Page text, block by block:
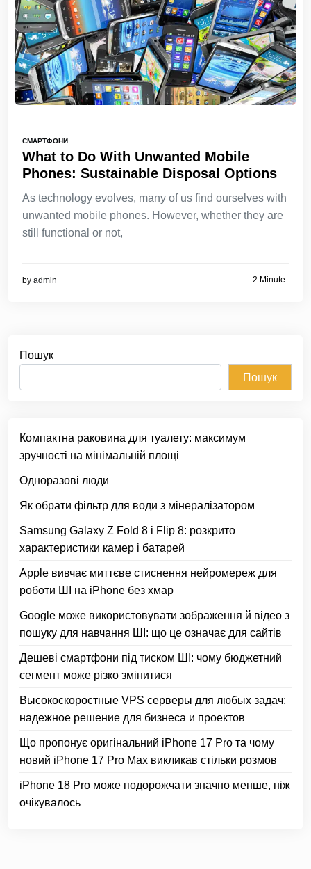
СМАРТФОНИ
What to Do With Unwanted Mobile
Phones: Sustainable Disposal Options
As technology evolves, many of us find ourselves with
unwanted mobile phones. However, whether they are
still functional or not,
by admin 2 Minute
Пошук
Пошук
Компактна раковина для туалету: максимум
зручності на мінімальній площі
Одноразові люди
Як обрати фільтр для води з мінералізатором
Samsung Galaxy Z Fold 8 і Flip 8: розкрито
характеристики камер і батарей
Apple вивчає миттєве стиснення нейромереж для
роботи ШІ на iPhone без хмар
Google може використовувати зображення й відео з
пошуку для навчання ШІ: що це означає для сайтів
Дешеві смартфони під тиском ШІ: чому бюджетний
сегмент може різко змінитися
Высокоскоростные VPS серверы для любых задач:
надежное решение для бизнеса и проектов
Що пропонує оригінальний iPhone 17 Pro та чому
новий iPhone 17 Pro Max викликав стільки розмов
iPhone 18 Pro може подорожчати значно менше, ніж
очікувалось